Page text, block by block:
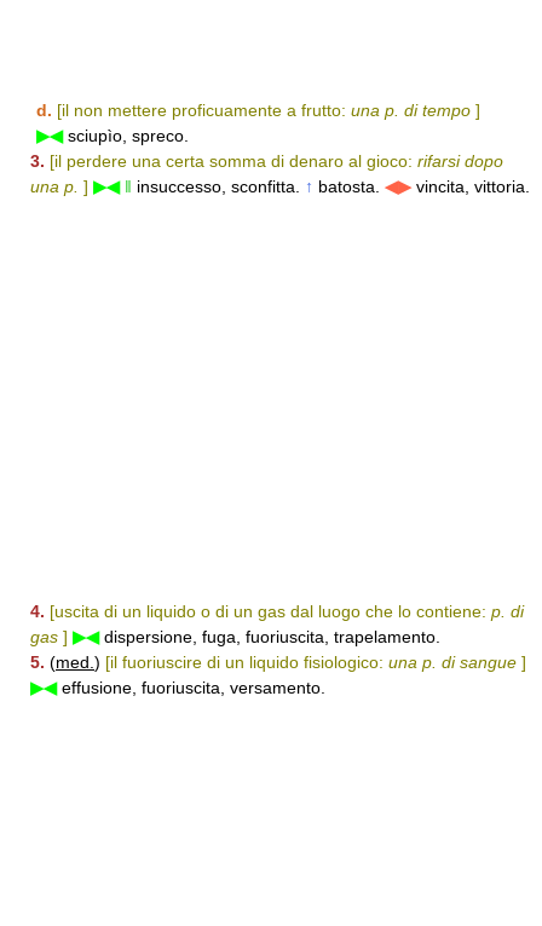
d. [il non mettere proficuamente a frutto: una p. di tempo ]
▶◀sciupìo, spreco.
3. [il perdere una certa somma di denaro al gioco: rifarsi dopo
una p. ] ▶◀ ‖ insuccesso, sconfitta. ↑ batosta. ◀▶vincita, vittoria.
4. [uscita di un liquido o di un gas dal luogo che lo contiene: p. di
gas ] ▶◀dispersione, fuga, fuoriuscita, trapelamento.
5. (med. ) [il fuoriuscire di un liquido fisiologico: una p. di sangue ]
▶◀effusione, fuoriuscita, versamento.